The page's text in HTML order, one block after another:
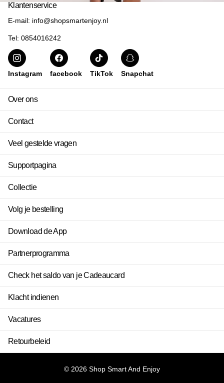
Klantenservice
E-mail: info@shopsmartenjoy.nl
Tel: 0854016242
Instagram facebook TikTok Snapchat
Over ons
Contact
Veel gestelde vragen
Supportpagina
Collectie
Volg je bestelling
Download de App
Partnerprogramma
Check het saldo van je Cadeaucard
Klacht indienen
Vacatures
Retourbeleid
© 2026 Shop Smart And Enjoy